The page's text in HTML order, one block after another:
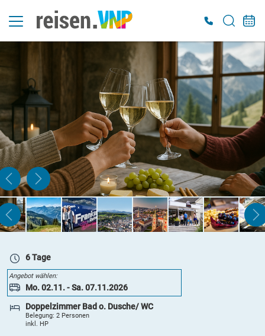
6 Tage
Angebot wählen:
Mo. 02.11. - Sa. 07.11.2026
Doppelzimmer Bad o. Dusche/ WC
Belegung: 2 Personen
inkl. HP
Mo. 02.11. - Sa. 07.11.2026
Doppelzimmer Bad o. Dusche/ WC
Belegung: 2 Personen
inkl. HP
ab899 €
ZUR BUCHUNG
6 Tage
Mo. 02.11. - Sa. 07.11.2026
Einzelzimmer Bad o. Dusche/WC
ZUR BUCHUNG